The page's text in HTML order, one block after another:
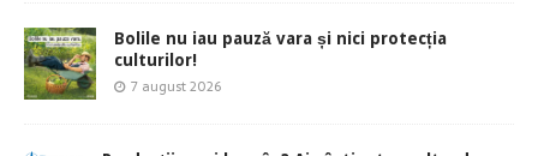
Bolile nu iau pauză vara și nici protecția
culturilor!
7 august 2026